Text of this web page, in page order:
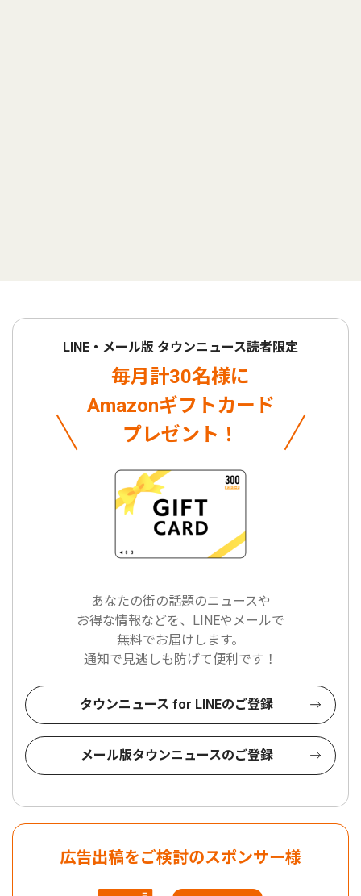
LINE・メール版 タウンニュース読者限定
毎月計30名様に
Amazonギフトカード
プレゼント！
あなたの街の話題のニュースや
お得な情報などを、LINEやメールで
無料でお届けします。
通知で見逃しも防げて便利です！
タウンニュース for LINEのご登録
メール版タウンニュースのご登録
広告出稿をご検討のスポンサー様